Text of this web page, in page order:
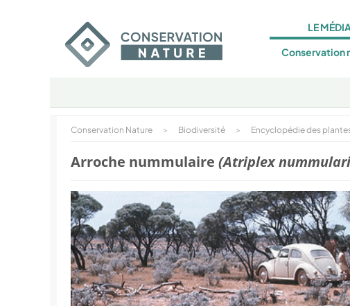
LE
Conservation
Conservation Nature > Biodiversité > Encyclopédie des
Arroche nummulaire (Atriplex